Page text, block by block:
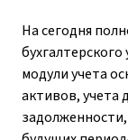
На сегодня
модули учета
активов, учета